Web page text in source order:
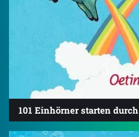
101 Einhörner starten durch